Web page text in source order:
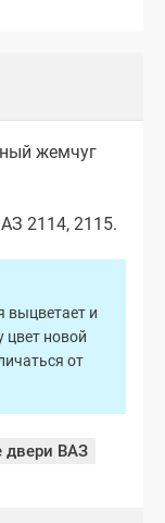
жемчуг
2114, 2115.
выцветает и
цвет новой
от
двери ВАЗ